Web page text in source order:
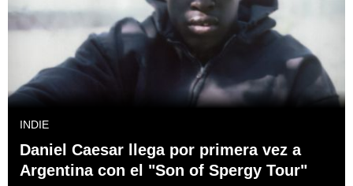
INDIE
Daniel Caesar llega por primera vez a
Argentina con el "Son of Spergy Tour"